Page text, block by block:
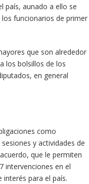
país, aunado a ello se
funcionarios de primer
que son alrededor
los bolsillos de los
en general
como
y actividades de
que le permiten
intervenciones en el
para el país.